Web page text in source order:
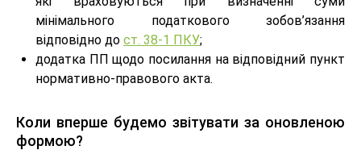
мінімального податкового зобов’язання
відповідно до ст. 38-1 ПКУ;
додатка ПП щодо посилання на відповідний пункт
нормативно-правового акта.
Коли вперше будемо звітувати за оновленою
формою?